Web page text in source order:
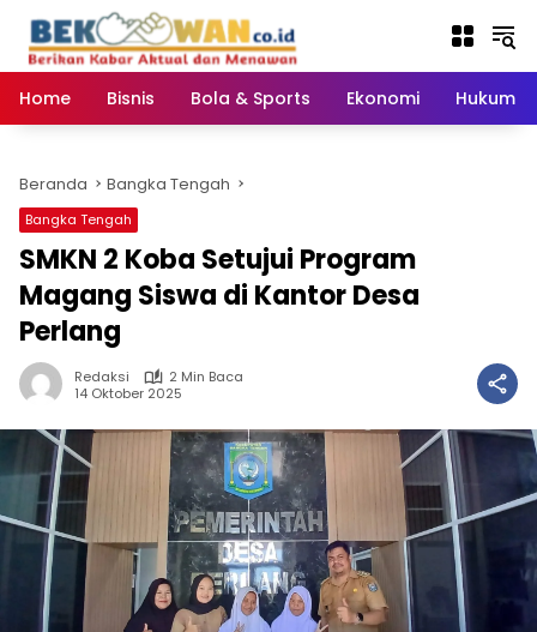
konten
Home
Bisnis Bola & Sports Ekonomi Hukum
Beranda Bangka Tengah
Bangka Tengah
SMKN 2 Koba Setujui Program
Magang Siswa di Kantor Desa
Perlang
Redaksi
2 Min Baca
14 Oktober 2025